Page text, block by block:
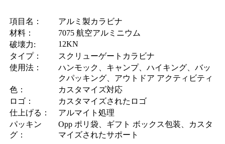
項目名：
アルミ製カラビナ
材料：
7075 航空アルミニウム
破壊力:
12KN
タイプ：
スクリューゲートカラビナ
使用法：
ハンモック、キャンプ、ハイキング、バッ
クパッキング、アウトドア アクティビティ
色：
カスタマイズ対応
ロゴ：
カスタマイズされたロゴ
仕上げる：
アルマイト処理
パッキン
グ：
Opp ポリ袋、ギフト ボックス包装、カスタ
マイズされたサポート